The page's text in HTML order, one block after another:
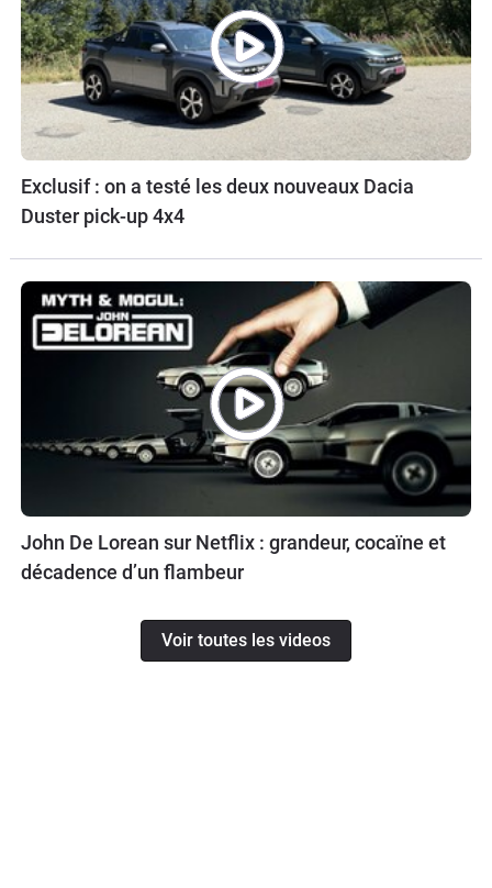
Exclusif : on a testé les deux nouveaux Dacia
Duster pick-up 4x4
John De Lorean sur Netflix : grandeur, cocaïne et
décadence d’un flambeur
Voir toutes les videos